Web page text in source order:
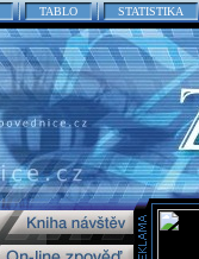
TABLO STATISTIKA